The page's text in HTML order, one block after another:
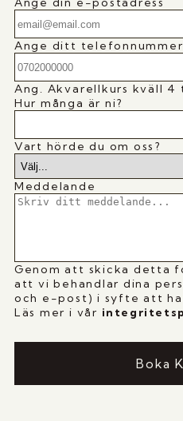
Ange ditt telefonnummer
Ang. Akvarellkurs kväll 4
Hur många är ni?
Vart hörde du om oss?
Meddelande
Genom att skicka detta
att vi behandlar dina
och e-post) i syfte att
Läs mer i vår i
Boka